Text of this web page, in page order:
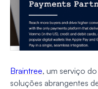
Braintree, um serviço
soluções abrangentes